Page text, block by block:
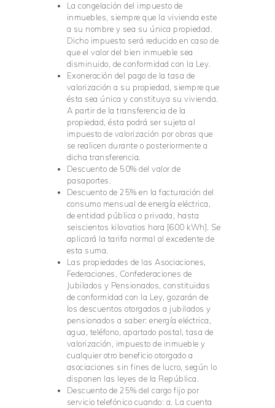
La congelación del impuesto de
inmuebles, siempre que la vivienda este
a su nombre y sea su única propiedad.
Dicho impuesto será reducido en caso de
que el valor del bien inmueble sea
disminuido, de conformidad con la Ley.
Exoneración del pago de la tasa de
valorización a su propiedad, siempre que
ésta sea única y constituya su vivienda.
A partir de la transferencia de la
propiedad, ésta podrá ser sujeta al
impuesto de valorización por obras que
se realicen durante o posteriormente a
dicha transferencia.
Descuento de 50% del valor de
pasaportes.
Descuento de 25% en la facturación del
consumo mensual de energía eléctrica,
de entidad pública o privada, hasta
seiscientos kilovatios hora [600 kWh]. Se
aplicará la tarifa normal al excedente de
esta suma.
Las propiedades de las Asociaciones,
Federaciones, Confederaciones de
Jubilados y Pensionados, constituidas
de conformidad con la Ley, gozarán de
los descuentos otorgados a jubilados y
pensionados a saber: energía eléctrica,
agua, teléfono, apartado postal, tasa de
valorización, impuesto de inmueble y
cualquier otro beneficio otorgado a
asociaciones sin fines de lucro, según lo
disponen las leyes de la República.
Descuento de 25% del cargo fijo por
servicio telefónico cuando: a. La cuenta